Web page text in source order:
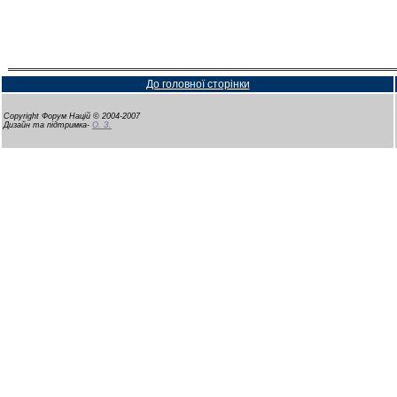
До головної сторінки
Copyright Форум Націй © 2004-2007
Дизайн та підтримка- О. З.